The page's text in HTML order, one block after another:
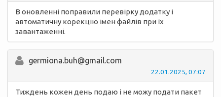
В оновленні поправили перевірку додатку і
автоматичну корекцію імен файлів при їх
завантаженні.
germiona.buh@gmail.com
22.01.2025, 07:07
Тиждень кожен день подаю і не можу подати пакет